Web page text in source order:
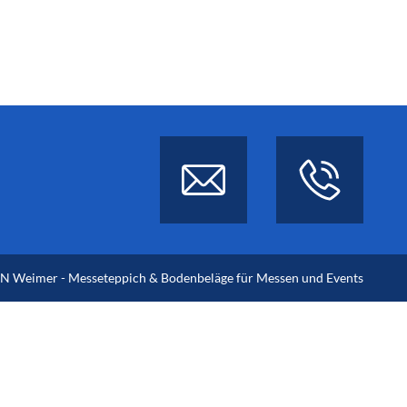
Weimer - Messeteppich & Bodenbeläge für Messen und Events